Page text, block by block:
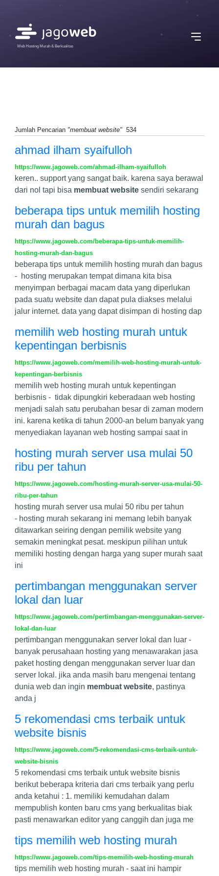
Web Hosting Murah & Berkualitas
Jumlah Pencarian "membuat website" 534
ahmad ilham syaifulloh
https://www.jagoweb.com/ahmad-ilham-syaifulloh
keren.. support yang sangat baik. karena saya berawal
dari nol tapi bisa membuat website sendiri sekarang
beberapa tips untuk memilih hosting
murah dan bagus
https://www.jagoweb.com/beberapa-tips-untuk-memilih-
hosting-murah-dan-bagus
beberapa tips untuk memilih hosting murah dan bagus
- hosting merupakan tempat dimana kita bisa
menyimpan berbagai macam data yang diperlukan
pada suatu website dan dapat pula diakses melalui
jalur internet. data yang dapat disimpan di hosting dap
memilih web hosting murah untuk
kepentingan berbisnis
https://www.jagoweb.com/memilih-web-hosting-murah-untuk-
kepentingan-berbisnis
memilih web hosting murah untuk kepentingan
berbisnis - tidak dipungkiri keberadaan web hosting
menjadi salah satu perubahan besar di zaman modern
ini. karena ketika di tahun 2000-an belum banyak yang
menyediakan layanan web hosting sampai saat in
hosting murah server usa mulai 50
ribu per tahun
https://www.jagoweb.com/hosting-murah-server-usa-mulai-50-
ribu-per-tahun
hosting murah server usa mulai 50 ribu per tahun
- hosting murah sekarang ini memang lebih banyak
ditawarkan seiring dengan pemilik website yang
semakin meningkat pesat. meskipun pilihan untuk
memiliki hosting dengan harga yang super murah saat
ini
pertimbangan menggunakan server
lokal dan luar
https://www.jagoweb.com/pertimbangan-menggunakan-server-
lokal-dan-luar
pertimbangan menggunakan server lokal dan luar -
banyak perusahaan hosting yang menawarakan jasa
paket hosting dengan menggunakan server luar dan
server lokal. jika anda masih baru mengenai tentang
dunia web dan ingin membuat website, pastinya
anda j
5 rekomendasi cms terbaik untuk
website bisnis
https://www.jagoweb.com/5-rekomendasi-cms-terbaik-untuk-
website-bisnis
5 rekomendasi cms terbaik untuk website bisnis
berikut beberapa kriteria dari cms terbaik yang perlu
anda ketahui : 1. memiliki kemudahan dalam
mempublish konten baru cms yang berkualitas biak
pasti menawarkan editor yang canggih dan juga me
tips memilih web hosting murah
https://www.jagoweb.com/tips-memilih-web-hosting-murah
tips memilih web hosting murah - saat ini hampir